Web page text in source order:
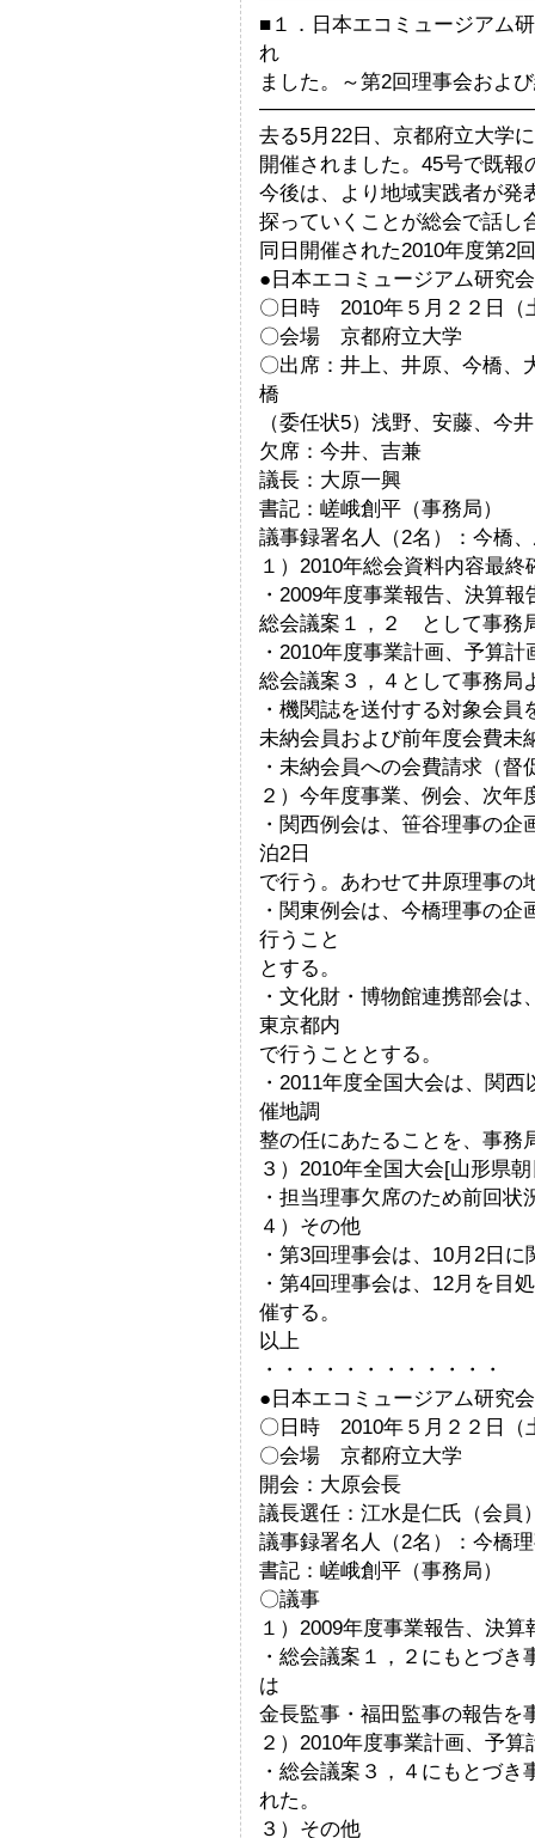
■１．日本エコミュージアム
れ
ました。～第2回理事会およ
去る5月22日、京都府立大学
開催されました。45号で既
今後は、より地域実践者が発
探っていくことが総会で話し
同日開催された2010年度第2
●日本エコミュージアム研
〇日時 2010年５月２２日（
〇会場 京都府立大学
〇出席：井上、井原、今橋、
橋
（委任状5）浅野、安藤、今
欠席：今井、吉兼
議長：大原一興
書記：嵯峨創平（事務局）
議事録署名人（2名）：今橋
１）2010年総会資料内容最
・2009年度事業報告、決算
総会議案１，２ として事務
・2010年度事業計画、予算
総会議案３，４として事務局
・機関誌を送付する対象会
未納会員および前年度会費未
・未納会員への会費請求（
２）今年度事業、例会、次年
・関西例会は、笹谷理事の
泊2日
で行う。あわせて井原理事の
・関東例会は、今橋理事の
行うこと
とする。
・文化財・博物館連携部会
東京都内
で行うこととする。
・2011年度全国大会は、関
催地調
整の任にあたることを、事務
３）2010年全国大会[山形県
・担当理事欠席のため前回
４）その他
・第3回理事会は、10月2日
・第4回理事会は、12月を目
催する。
以上
・・・・・・・・・・・・
●日本エコミュージアム研
〇日時 2010年５月２２日（
〇会場 京都府立大学
開会：大原会長
議長選任：江水是仁氏（会員
議事録署名人（2名）：今橋
書記：嵯峨創平（事務局）
〇議事
１）2009年度事業報告、決算
・総会議案１，２にもとづ
は
金長監事・福田監事の報告を
２）2010年度事業計画、予算
・総会議案３，４にもとづ
れた。
３）その他